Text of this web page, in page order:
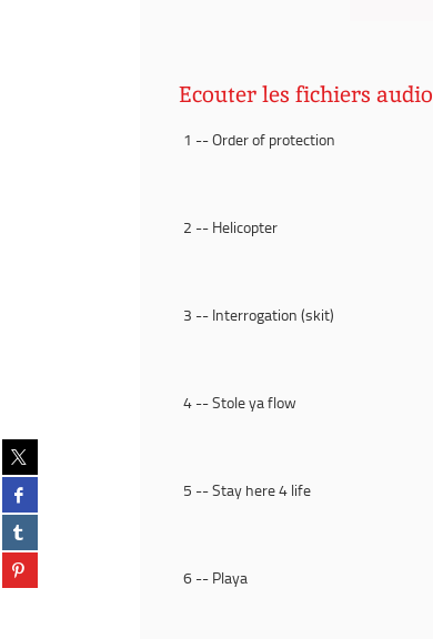
Partager
sur
twitter
(Nouvelle
fenêtre)
Partager
sur
facebook
(Nouvelle
fenêtre)
Partager
sur
tumblr
(Nouvelle
Partager
sur
Ecouter les fichiers audio
1 -- Order of protection
2 -- Helicopter
3 -- Interrogation (skit)
4 -- Stole ya flow
5 -- Stay here 4 life
6 -- Playa